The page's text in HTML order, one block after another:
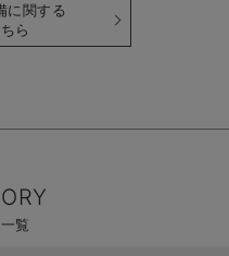
に関する
ら
覧